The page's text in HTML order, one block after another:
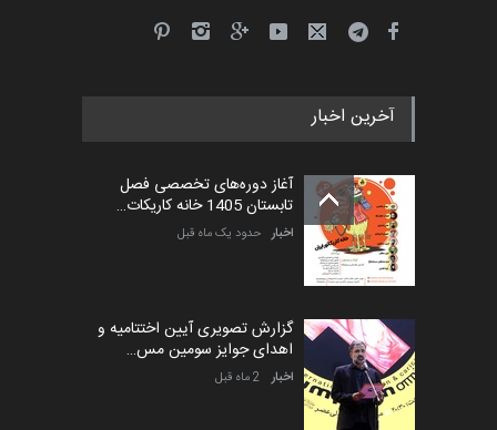
آخرین اخبار
آغاز دوره‌های تخصصی فصل
تابستان 1405 خانه کاریکات…
اخبار حدود یک ماه قبل
گزارش تصویری آیین اختتامیه و
اهدای جوایز سومین مس…
اخبار 2 ماه قبل